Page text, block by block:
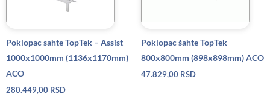
Poklopac sahte TopTek – Assist
1000x1000mm (1136x1170mm)
ACO
280.449,00 RSD
Poklopac šahte TopTek
800x800mm (898x898mm) ACO
47.829,00 RSD